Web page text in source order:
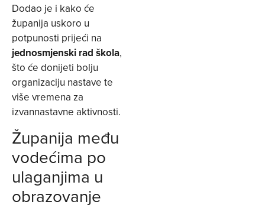
Dodao je i kako će
županija uskoro u
potpunosti prijeći na
jednosmjenski rad škola,
što će donijeti bolju
organizaciju nastave te
više vremena za
izvannastavne aktivnosti.
Županija među
vodećima po
ulaganjima u
obrazovanje